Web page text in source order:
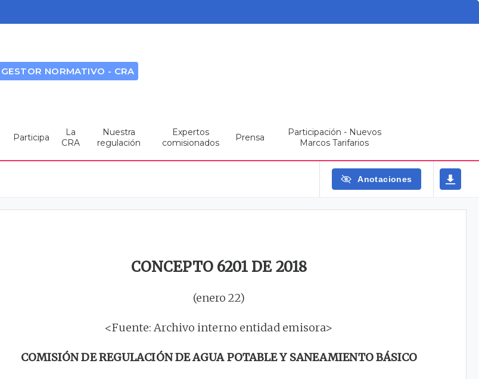
GESTOR NORMATIVO - CRA
Participa
La
CRA
Nuestra
regulación
Expertos
comisionados
Prensa
Participación - Nuevos
Marcos Tarifarios
Anotaciones
CONCEPTO 6201 DE 2018
(enero 22)
<Fuente: Archivo interno entidad emisora>
COMISIÓN DE REGULACIÓN DE AGUA POTABLE Y SANEAMIENTO BÁSICO